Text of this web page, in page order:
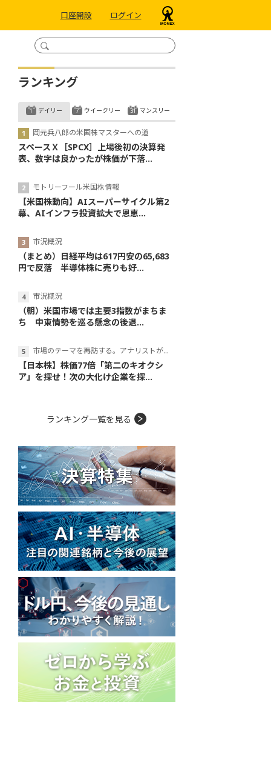
口座開設 ログイン
ランキング
デイリー
岡元兵八郎の米国株マスターへの道
スペースＸ［SPCX］上場後初の決算発
表、数字は良かったが株価が下落...
モトリーフール米国株情報
【米国株動向】AIスーパーサイクル第2
幕、AIインフラ投資拡大で恩恵...
市況概況
（まとめ）日経平均は617円安の65,683
円で反落 半導体株に売りも好...
市況概況
（朝）米国市場では主要3指数がまちま
ち 中東情勢を巡る懸念の後退...
市場のテーマを再訪する。アナリストが読み解くテーマの本質
【日本株】株価77倍「第二のキオクシ
ア」を探せ！次の大化け企業を探...
ウイークリー マンスリー
ランキング一覧を見る